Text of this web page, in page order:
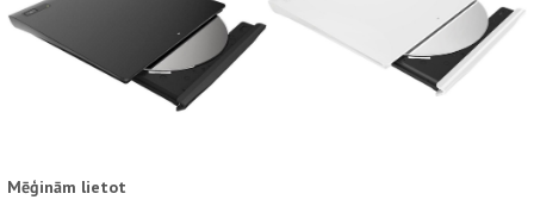
Mēģinām lietot